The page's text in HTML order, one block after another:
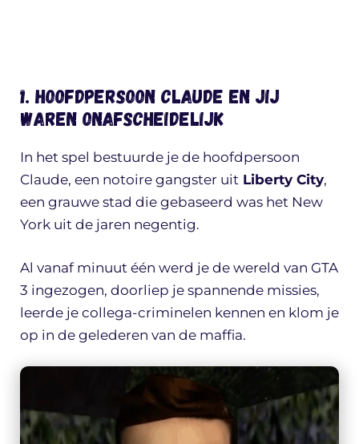
1. Hoofdpersoon Claude en jij
waren onafscheidelijk
In het spel bestuurde je de hoofdpersoon
Claude, een notoire gangster uit Liberty City,
een grauwe stad die gebaseerd was het New
York uit de jaren negentig.
Al vanaf minuut één werd je de wereld van GTA
3 ingezogen, doorliep je spannende missies,
leerde je collega-criminelen kennen en klom je
op in de gelederen van de maffia.